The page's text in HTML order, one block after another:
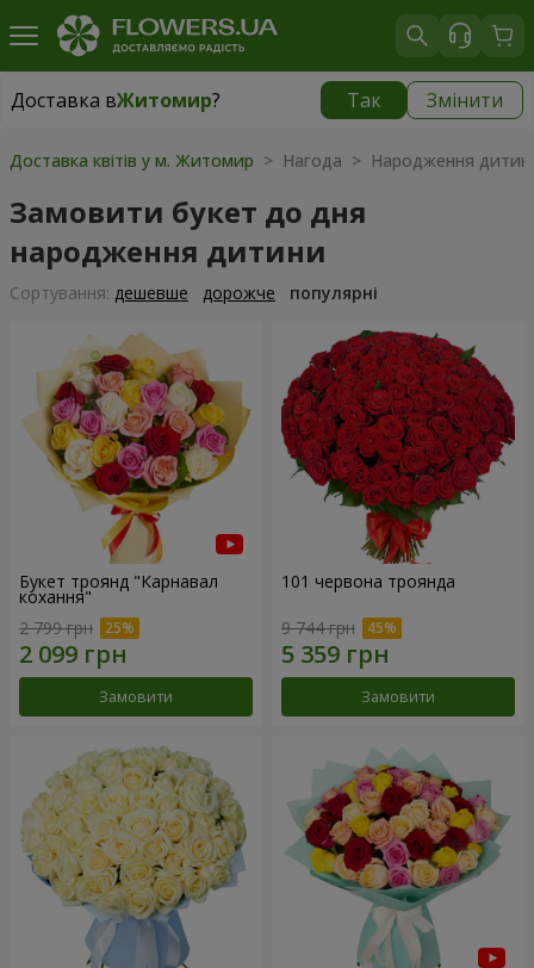
Доставка вЖитомир? Так Змінити
Доставка вЖитомир|
Доставка квітів у м. Житомир > Нагода > Народження
Замовити букет до дня
народження дитини
Сортування: дешевше дорожче популярні
Букет троянд "Карнавал
кохання"
2 799 грн
Замовити
101 червона троянда
9 744 грн
Замовити